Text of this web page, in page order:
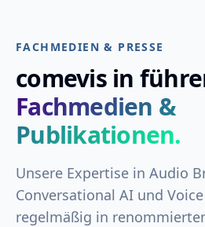
FACHMEDIEN & PRESSE
comevis in
Fachmedien &
Publikationen.
Unsere Expertise in Audio
Conversational AI und
regelmäßig in